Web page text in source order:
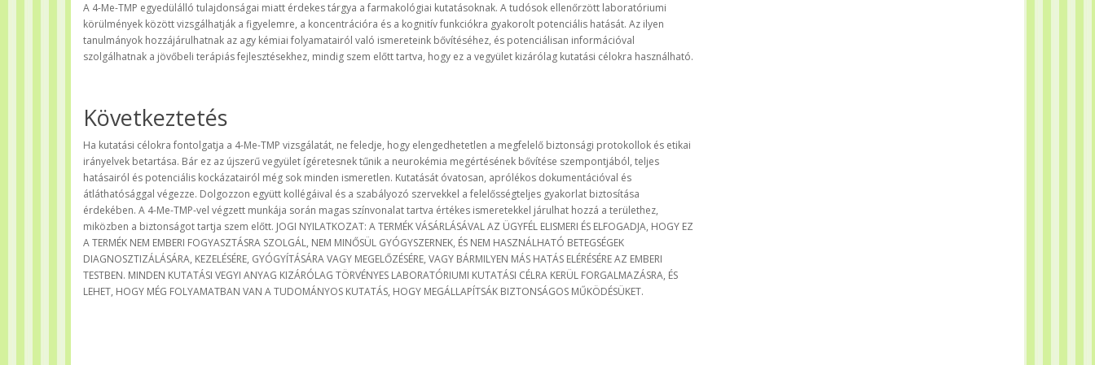
A 4-Me-TMP egyedülálló tulajdonságai miatt érdekes tárgya a farmakológiai kutatásoknak. A tudósok ellenőrzött laboratóriumi
körülmények között vizsgálhatják a figyelemre, a koncentrációra és a kognitív funkciókra gyakorolt potenciális hatását. Az ilyen
tanulmányok hozzájárulhatnak az agy kémiai folyamatairól való ismereteink bővítéséhez, és potenciálisan információval
szolgálhatnak a jövőbeli terápiás fejlesztésekhez, mindig szem előtt tartva, hogy ez a vegyület kizárólag kutatási célokra használható.
Következtetés
Ha kutatási célokra fontolgatja a 4-Me-TMP vizsgálatát, ne feledje, hogy elengedhetetlen a megfelelő biztonsági protokollok és etikai
irányelvek betartása. Bár ez az újszerű vegyület ígéretesnek tűnik a neurokémia megértésének bővítése szempontjából, teljes
hatásairól és potenciális kockázatairól még sok minden ismeretlen. Kutatását óvatosan, aprólékos dokumentációval és
átláthatósággal végezze. Dolgozzon együtt kollégáival és a szabályozó szervekkel a felelősségteljes gyakorlat biztosítása
érdekében. A 4-Me-TMP-vel végzett munkája során magas színvonalat tartva értékes ismeretekkel járulhat hozzá a területhez,
miközben a biztonságot tartja szem előtt. JOGI NYILATKOZAT: A TERMÉK VÁSÁRLÁSÁVAL AZ ÜGYFÉL ELISMERI ÉS ELFOGADJA, HOGY EZ
A TERMÉK NEM EMBERI FOGYASZTÁSRA SZOLGÁL, NEM MINŐSÜL GYÓGYSZERNEK, ÉS NEM HASZNÁLHATÓ BETEGSÉGEK
DIAGNOSZTIZÁLÁSÁRA, KEZELÉSÉRE, GYÓGYÍTÁSÁRA VAGY MEGELŐZÉSÉRE, VAGY BÁRMILYEN MÁS HATÁS ELÉRÉSÉRE AZ EMBERI
TESTBEN. MINDEN KUTATÁSI VEGYI ANYAG KIZÁRÓLAG TÖRVÉNYES LABORATÓRIUMI KUTATÁSI CÉLRA KERÜL FORGALMAZÁSRA, ÉS
LEHET, HOGY MÉG FOLYAMATBAN VAN A TUDOMÁNYOS KUTATÁS, HOGY MEGÁLLAPÍTSÁK BIZTONSÁGOS MŰKÖDÉSÜKET.